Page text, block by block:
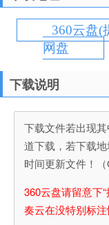
360云盘(
网盘
下载说明
下载文件若出现
道下载，若下载
时间更新文件！（
360云盘请留意下
奏云在没特别标